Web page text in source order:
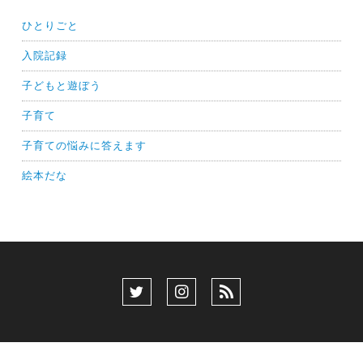
ひとりごと
入院記録
子どもと遊ぼう
子育て
子育ての悩みに答えます
絵本だな